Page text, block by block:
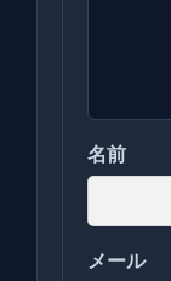
名前
メール